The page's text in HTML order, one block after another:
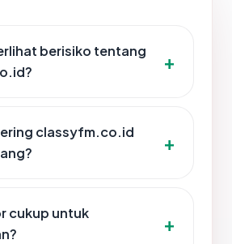
berisiko tentang
classyfm.co.id
cukup untuk